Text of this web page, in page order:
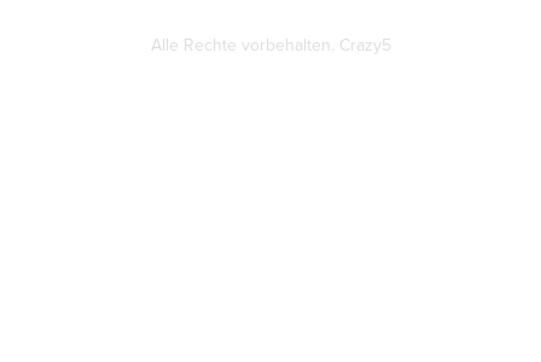
Alle Rechte vorbehalten. Crazy5